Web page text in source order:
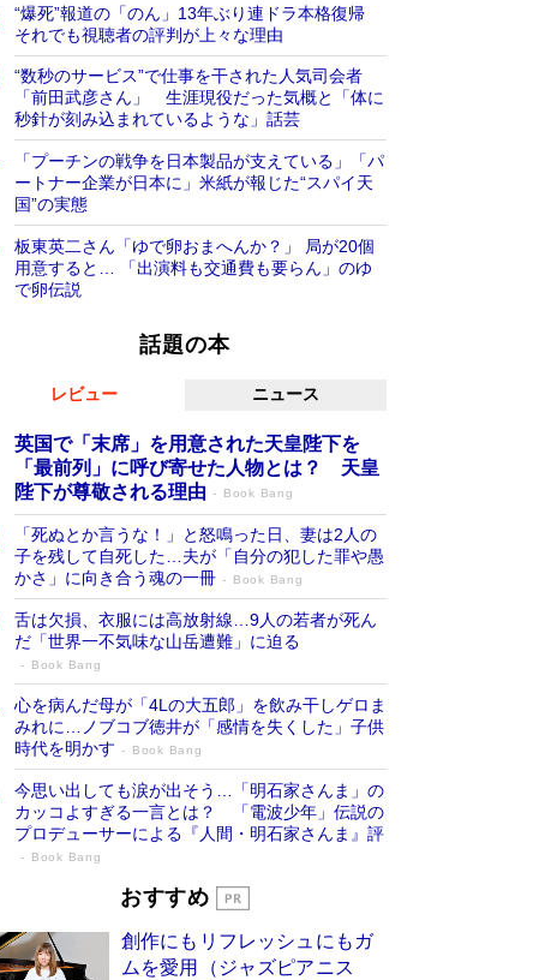
“爆死”報道の「のん」13年ぶり連ドラ本格復帰
それでも視聴者の評判が上々な理由
“数秒のサービス”で仕事を干された人気司会者
「前田武彦さん」 生涯現役だった気概と「体に
秒針が刻み込まれているような」話芸
「プーチンの戦争を日本製品が支えている」「パ
ートナー企業が日本に」米紙が報じた“スパイ天
国”の実態
板東英二さん「ゆで卵おまへんか？」 局が20個
用意すると… 「出演料も交通費も要らん」のゆ
で卵伝説
話題の本
レビュー ニュース
英国で「末席」を用意された天皇陛下を
「最前列」に呼び寄せた人物とは？ 天皇
陛下が尊敬される理由
Book Bang
「死ぬとか言うな！」と怒鳴った日、妻は2人の
子を残して自死した…夫が「自分の犯した罪や愚
かさ」に向き合う魂の一冊
Book Bang
舌は欠損、衣服には高放射線…9人の若者が死ん
だ「世界一不気味な山岳遭難」に迫る
Book Bang
心を病んだ母が「4Lの大五郎」を飲み干しゲロま
みれに…ノブコブ徳井が「感情を失くした」子供
時代を明かす
Book Bang
今思い出しても涙が出そう…「明石家さんま」の
カッコよすぎる一言とは？ 「電波少年」伝説の
プロデューサーによる『人間・明石家さんま』評
Book Bang
「宇宙兄弟」最終46巻がベストセラー1
物語に幕 特装版には「宇宙で描かれたマ
ンガ」も収録
Book Bang
おすすめ
創作にもリフレッシュにもガ
ムを愛用（ジャズピアニス